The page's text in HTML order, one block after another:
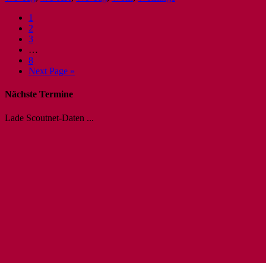
1
2
3
…
8
Next Page »
Nächste Termine
Lade Scoutnet-Daten ...